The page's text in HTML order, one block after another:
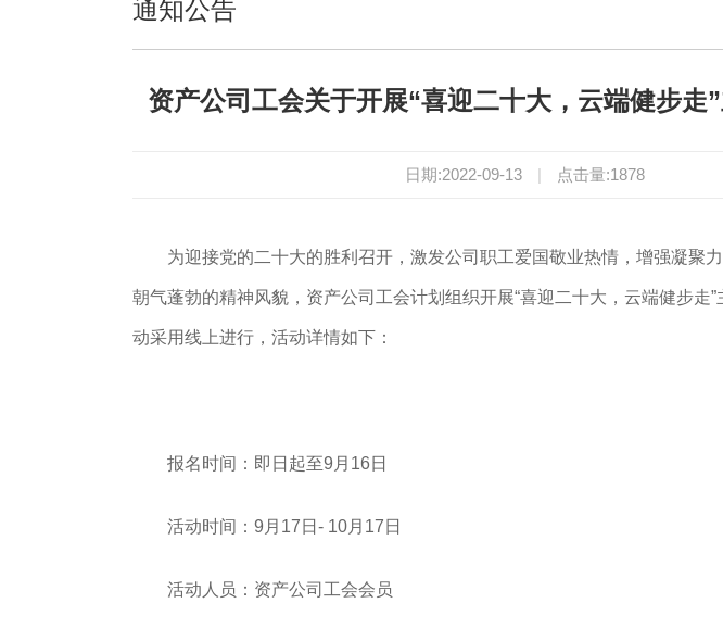
通知公告
资产公司工会关于开展“喜迎二十大，云端健步走
日期:2022-09-13 | 点击量:1878
为迎接党的二十大的胜利召开，激发公司职工爱国敬业热情，增强凝聚
朝气蓬勃的精神风貌， 资产公司工会计划组织开展“喜迎二十大，云端健步走”
动采用线上进行，活动详情如下：
报名时间：即日起至9月16日
活动时间：9月17日- 10月17日
活动人员：资产公司工会会员